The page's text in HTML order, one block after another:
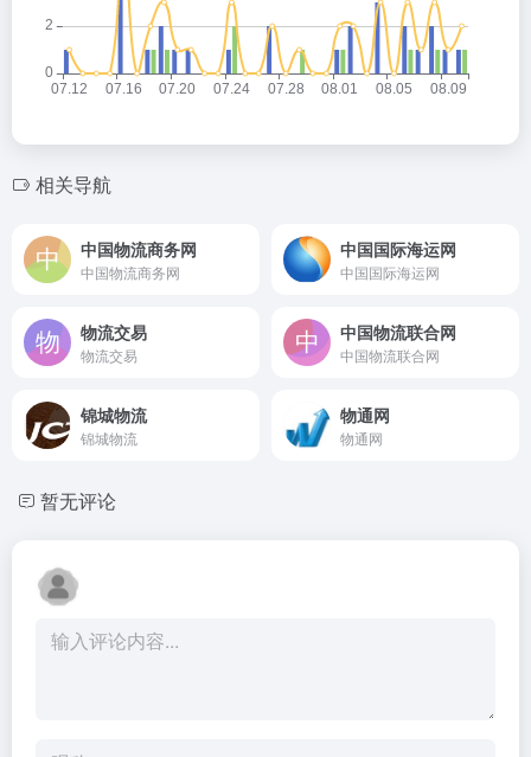
相关导航
中国物流商务网
中国物流商务网
中国国际海运网
中国国际海运网
物流交易
物流交易
中国物流联合网
中国物流联合网
锦城物流
锦城物流
物通网
物通网
暂无评论